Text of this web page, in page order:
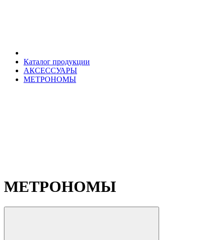
Каталог продукции
АКСЕССУАРЫ
МЕТРОНОМЫ
МЕТРОНОМЫ